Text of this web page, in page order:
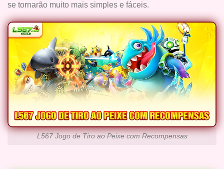
se tornarão muito mais simples e fáceis.
L567 Jogo de Tiro ao Peixe com Recompensas